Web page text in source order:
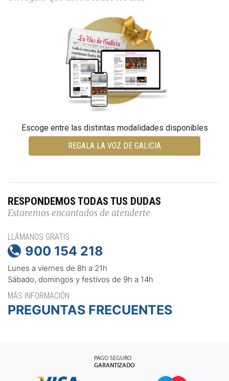
Escoge entre las distintas modalidades disponibles
REGALA LA VOZ DE GALICIA
RESPONDEMOS TODAS TUS DUDAS
Estaremos encantados de atenderte
LLÁMANOS GRATIS
 900 154 218
Lunes a viernes de 8h a 21h
Sábado, domingos y festivos de 9h a 14h
MÁS INFORMACIÓN
PREGUNTAS FRECUENTES